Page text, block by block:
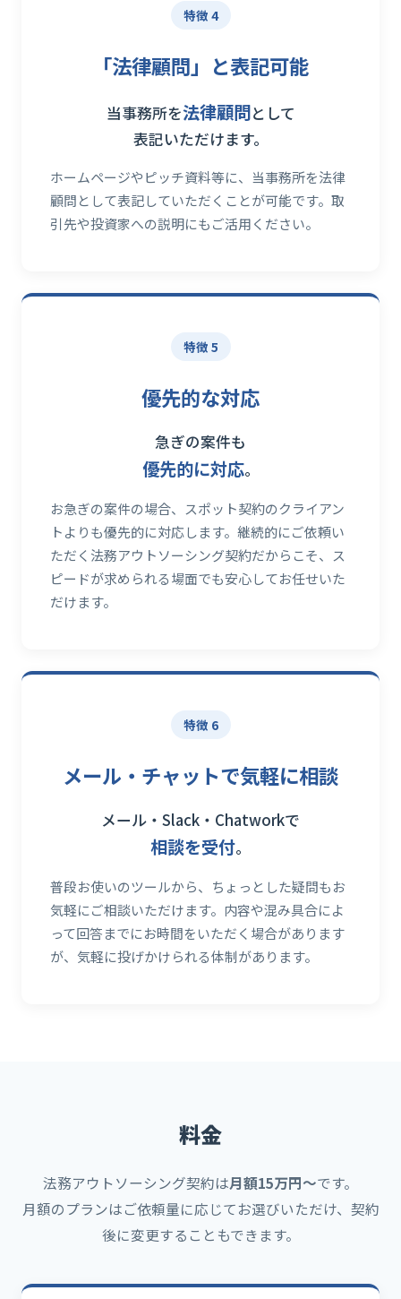
特徴 4
「法律顧問」と表記可能
当事務所を法律顧問として
表記いただけます。
ホームページやピッチ資料等に、当事務所を法律
顧問として表記していただくことが可能です。取
引先や投資家への説明にもご活用ください。
特徴 5
優先的な対応
急ぎの案件も
優先的に対応。
お急ぎの案件の場合、スポット契約のクライアン
トよりも優先的に対応します。継続的にご依頼い
ただく法務アウトソーシング契約だからこそ、ス
ピードが求められる場面でも安心してお任せいた
だけます。
特徴 6
メール・チャットで気軽に相談
メール・Slack・Chatworkで
相談を受付。
普段お使いのツールから、ちょっとした疑問もお
気軽にご相談いただけます。内容や混み具合によ
って回答までにお時間をいただく場合があります
が、気軽に投げかけられる体制があります。
料金
法務アウトソーシング契約は月額15万円〜です。
月額のプランはご依頼量に応じてお選びいただけ、契約
後に変更することもできます。